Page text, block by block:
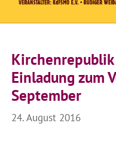
Einladung zum
September
24. August 2016